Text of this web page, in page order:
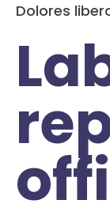
Dolores